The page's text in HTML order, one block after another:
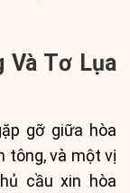
Và Tơ Lụa
gỡ giữa hòa
tông, và một vị
cầu xin hòa